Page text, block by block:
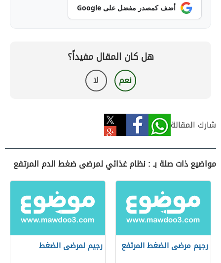
أضف كمصدر مفضل على Google
هل كان المقال مفيداً؟
نعم لا
شارك المقالة
مواضيع ذات صلة بـ : نظام غذائي لمرضى ضغط الدم المرتفع
رجيم مرضى الضغط المرتفع رجيم لمرضى الضغط